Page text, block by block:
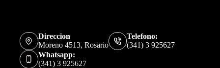
Direccion
Moreno 4513, Rosario
Telefono:
(341) 3 925627
Whatsapp:
(341) 3 925627